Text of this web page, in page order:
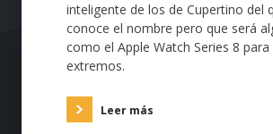
inteligente de los de Cupertino del
conoce el nombre pero que será
como el Apple Watch Series 8
extremos.
Leer más